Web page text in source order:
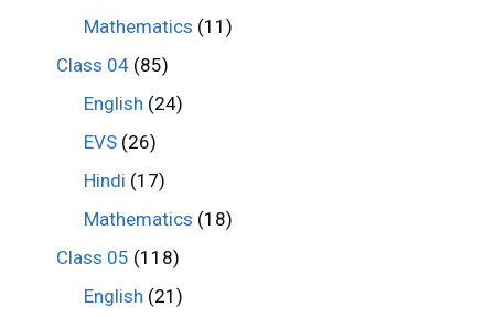
Mathematics (11)
Class 04(85)
English (24)
EVS (26)
Hindi (17)
Mathematics (18)
Class 05 (118)
English (21)